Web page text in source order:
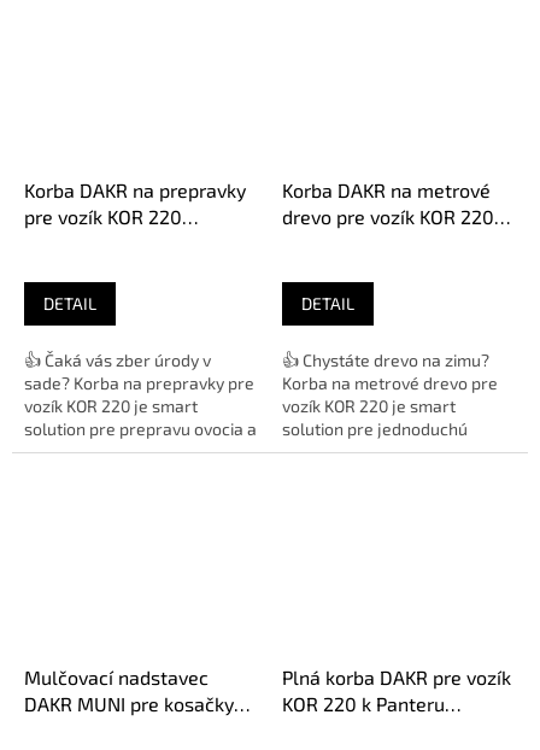
Korba DAKR na prepravky
pre vozík KOR 220
DETAIL
👍 Čaká vás zber úrody v
sade? Korba na prepravky pre
vozík KOR 220 je smart
solution pre prepravu ovocia a
zeleniny s kapacitou až 4...
Korba DAKR na metrové
drevo pre vozík KOR 220
DETAIL
👍 Chystáte drevo na zimu?
Korba na metrové drevo pre
vozík KOR 220 je smart
solution pre jednoduchú
prepravu kmeňov a polien s
Mulčovací nadstavec
DAKR MUNI pre kosačky
Plná korba DAKR pre vozík
KOR 220 k Panteru